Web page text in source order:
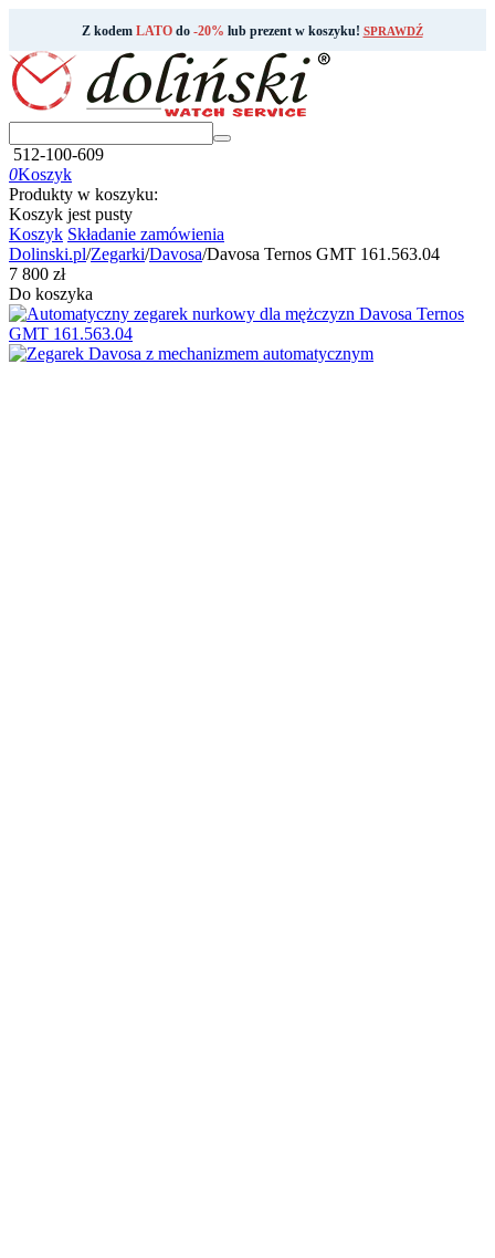
Z kodem LATOdo -20% lub prezent w koszyku! SPRAWDŹ
512-100-609
0Koszyk
Produkty w koszyku:
Koszyk jest pusty
Koszyk Składanie zamówienia
Dolinski.pl/Zegarki/Davosa/Davosa Ternos GMT 161.563.04
‍7 800‍ zł
Do koszyka